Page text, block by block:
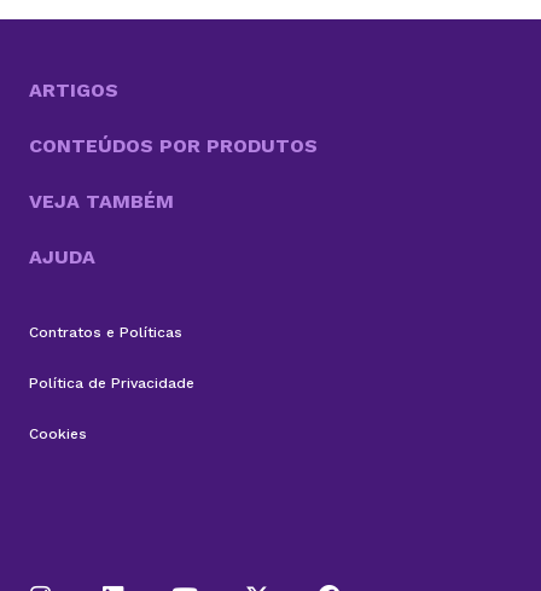
ARTIGOS
CONTEÚDOS POR PRODUTOS
VEJA TAMBÉM
AJUDA
Contratos e Políticas
Política de Privacidade
Cookies